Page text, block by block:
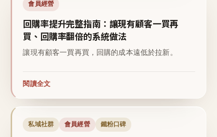
會員經營
回購率提升完整指南：讓現有顧客一買再
買、回購率翻倍的系統做法
讓現有顧客一買再買，回購的成本遠低於拉新。
閱讀全文
私域社群 會員經營 鐵粉口碑